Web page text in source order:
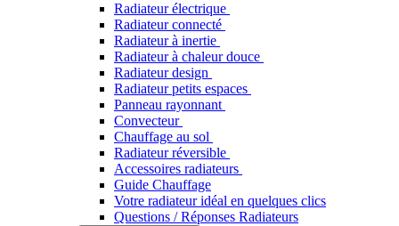
Radiateur électrique
Radiateur connecté
Radiateur à inertie
Radiateur à chaleur douce
Radiateur design
Radiateur petits espaces
Panneau rayonnant
Convecteur
Chauffage au sol
Radiateur réversible
Accessoires radiateurs
Guide Chauffage
Votre radiateur idéal en quelques clics
Questions / Réponses Radiateurs